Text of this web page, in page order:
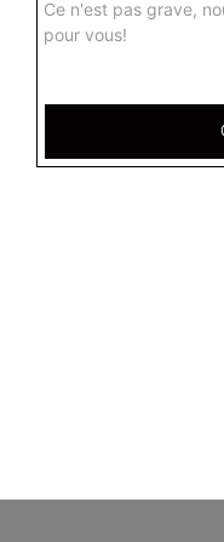
Ce n'est pas grave,
pour vous!